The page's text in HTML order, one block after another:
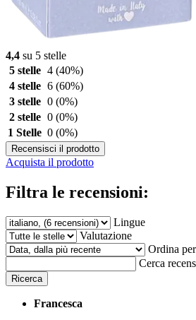
4,4 su 5 stelle
5 stelle 4 (40%)
4 stelle 6 (60%)
3 stelle 0 (0%)
2 stelle 0 (0%)
1 Stelle 0 (0%)
Recensisci il prodotto
Acquista il prodotto
Filtra le recensioni:
Lingue
Valutazione
Ordina per
Cerca
Ricerca
Francesca